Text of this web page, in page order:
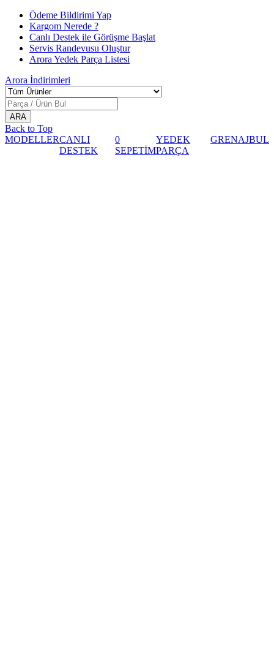
Ödeme Bildirimi Yap
Kargom Nerede ?
Canlı Destek ile Görüşme Başlat
Servis Randevusu Oluştur
Arora Yedek Parça Listesi
Arora İndirimleri
Back to Top
MODELLERCANLI
DESTEK
0
SEPETİM
YEDEK
PARÇA
GRENAJBUL